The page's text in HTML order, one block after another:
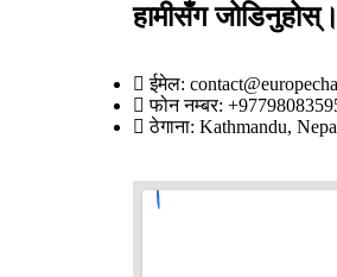
हामीसँग जोडिनुहोस्।
ईमेल:
फोन नम्बर:
ठेगाना: Kathmandu,